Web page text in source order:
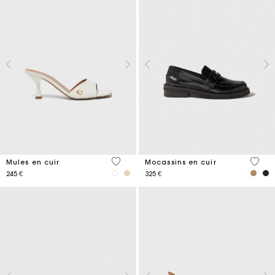
Mules en cuir
245 €
5 out of 5 Customer Rating
Mocassins en cuir
325 €
5 out